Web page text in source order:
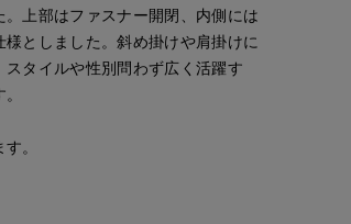
上部はファスナー開閉、内側には
としました。斜め掛けや肩掛けに
タイルや性別問わず広く活躍す
。